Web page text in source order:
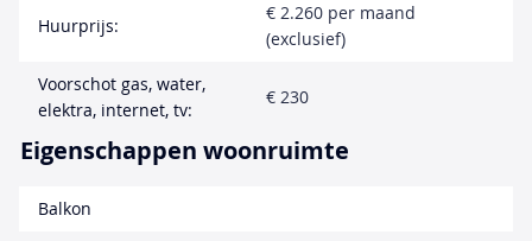
Huurprijs:
€ 2.260 per maand
(exclusief)
Voorschot gas, water,
elektra, internet, tv:
€ 230
Eigenschappen woonruimte
Balkon